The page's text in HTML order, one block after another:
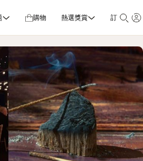
購物 熱選獎賞 訂閱雜誌